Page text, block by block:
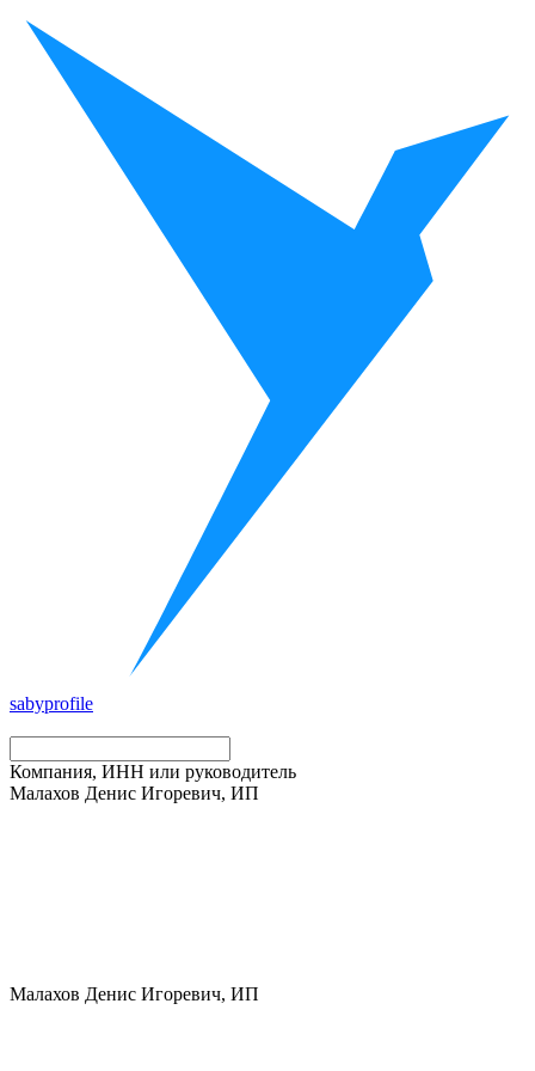
sabyprofile
Компания, ИНН или руководитель
Малахов Денис Игоревич, ИП
Малахов Денис Игоревич, ИП